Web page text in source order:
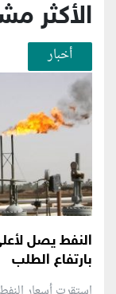
الأكثر
أخبار
النفط يصل
بارتفاع الطلب